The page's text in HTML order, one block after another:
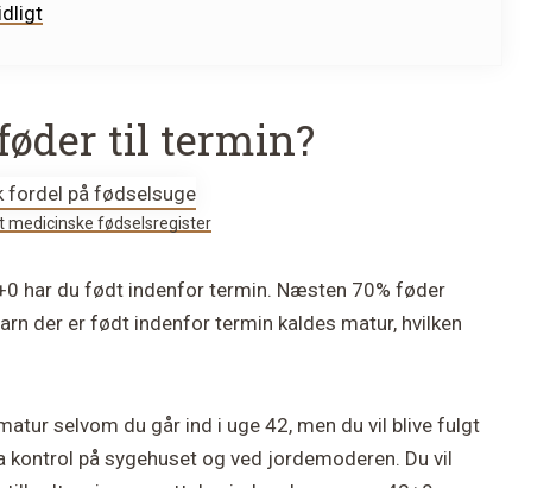
til termin?
medicinske fødselsregister
har du født indenfor termin. Næsten 70% føder
der er født indenfor termin kaldes matur, hvilken
selvom du går ind i uge 42, men du vil blive fulgt
på sygehuset og ved jordemoderen. Du vil